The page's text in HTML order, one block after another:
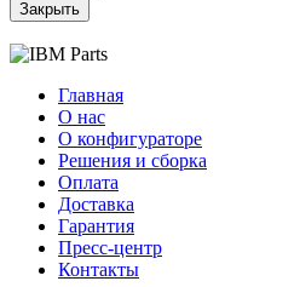
Закрыть
Главная
О нас
О конфигураторе
Решения и сборка
Оплата
Доставка
Гарантия
Пресс-центр
Контакты